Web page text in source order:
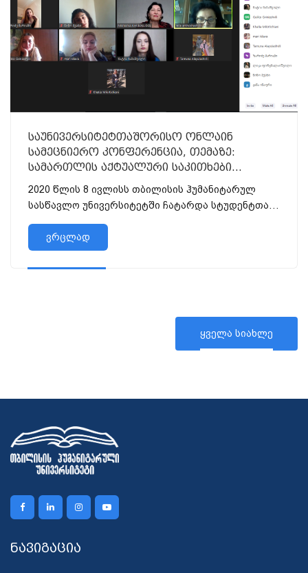
საუნივერსიტეტთაშორისო ონლაინ
სამეცნიერო კონფერენცია, თემაზე:
სამართლის აქტუალური საკითხები
პანდემიის პირობებში
2020 წლის 8 ივლისს თბილისის ჰუმანიტარულ
სასწავლო უნივერსიტეტში ჩატარდა სტუდენტთა
საუნივერსიტეტთაშორისო ონლაი...
ვრცლად
ყველა სიახლე
ნავიგაცია